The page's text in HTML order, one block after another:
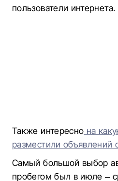
пользователи интернета.
Также интересно на
разместили объявлений
Самый большой выбор
пробегом был в июле –